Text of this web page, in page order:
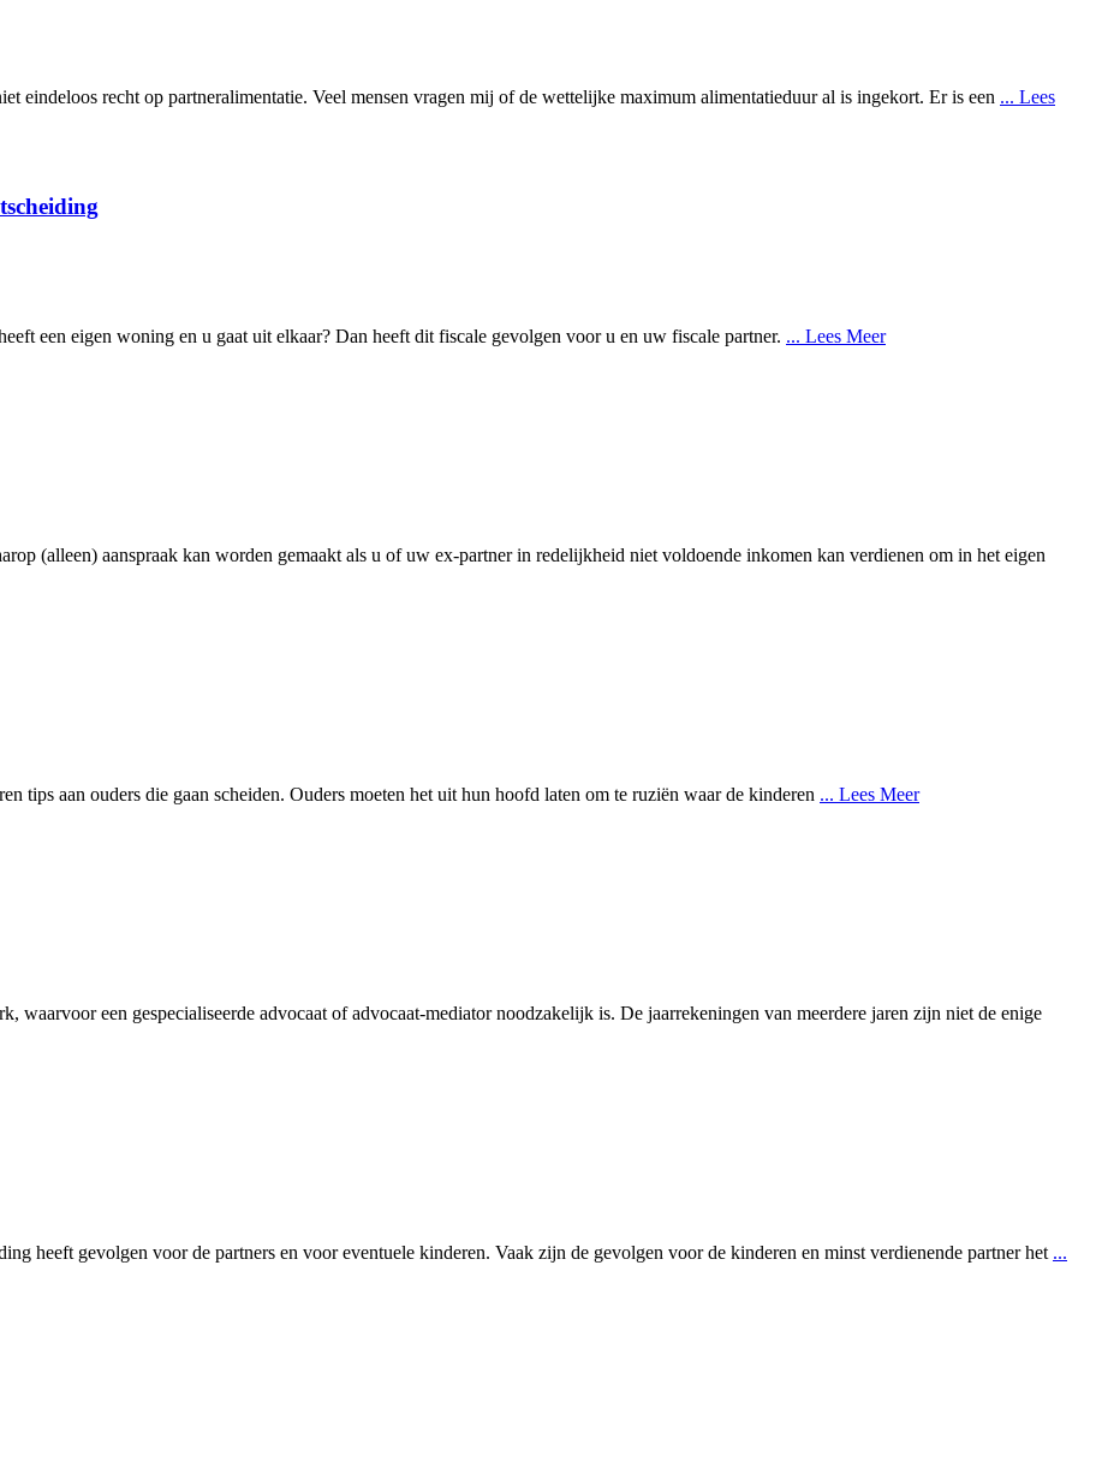
eindeloos recht op partneralimentatie. Veel mensen vragen mij of de wettelijke maximum alimentatieduur al is ingekort. Er is een ... Lees
een eigen woning en u gaat uit elkaar? Dan heeft dit fiscale gevolgen voor u en uw fiscale partner. ... Lees Meer
(alleen) aanspraak kan worden gemaakt als u of uw ex-partner in redelijkheid niet voldoende inkomen kan verdienen om in het eigen
tips aan ouders die gaan scheiden. Ouders moeten het uit hun hoofd laten om te ruziën waar de kinderen ... Lees Meer
waarvoor een gespecialiseerde advocaat of advocaat-mediator noodzakelijk is. De jaarrekeningen van meerdere jaren zijn niet de enige
heeft gevolgen voor de partners en voor eventuele kinderen. Vaak zijn de gevolgen voor de kinderen en minst verdienende partner het ...